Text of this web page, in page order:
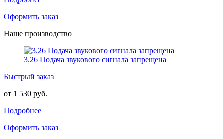
Оформить заказ
Наше производство
3.26 Подача звукового сигнала запрещена
Быстрый заказ
от 1 530 руб.
Подробнее
Оформить заказ